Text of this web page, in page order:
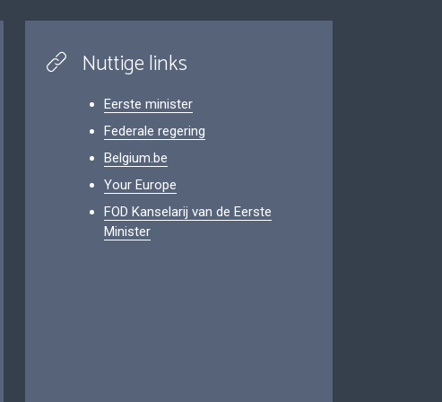
Nuttige links
Eerste minister
Federale regering
Belgium.be
Your Europe
FOD Kanselarij van de Eerste
Minister